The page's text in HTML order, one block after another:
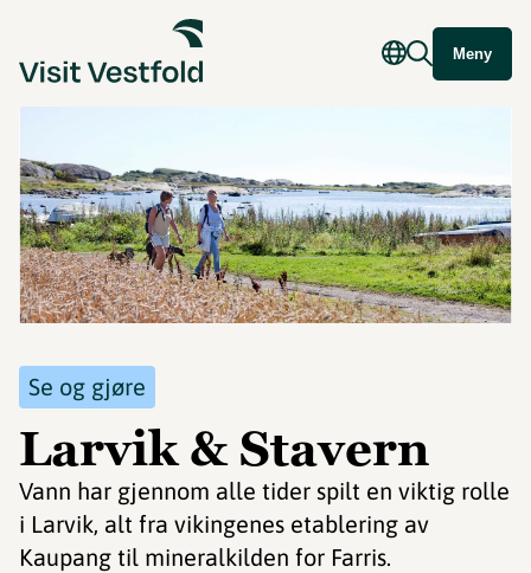
Meny
Se og gjøre
Larvik & Stavern
Vann har gjennom alle tider spilt en viktig rolle
i Larvik, alt fra vikingenes etablering av
Kaupang til mineralkilden for Farris.